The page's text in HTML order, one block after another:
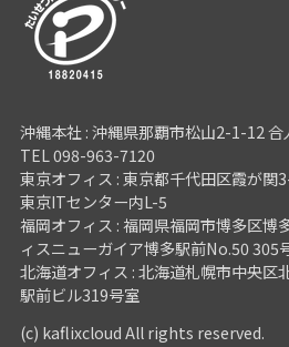
沖縄本社 : 沖縄県那覇市松山2-1-12
TEL 098-963-7120
東京オフィス : 東京都千代田区霞が関
東京ITセンター内L-5
福岡オフィス : 福岡県福岡市博多区博
ィスニューガイア博多駅前No.50 305
北海道オフィス : 北海道札幌市中央区
駅前ビル319号室
(c) kaflixcloud All rights reserved.